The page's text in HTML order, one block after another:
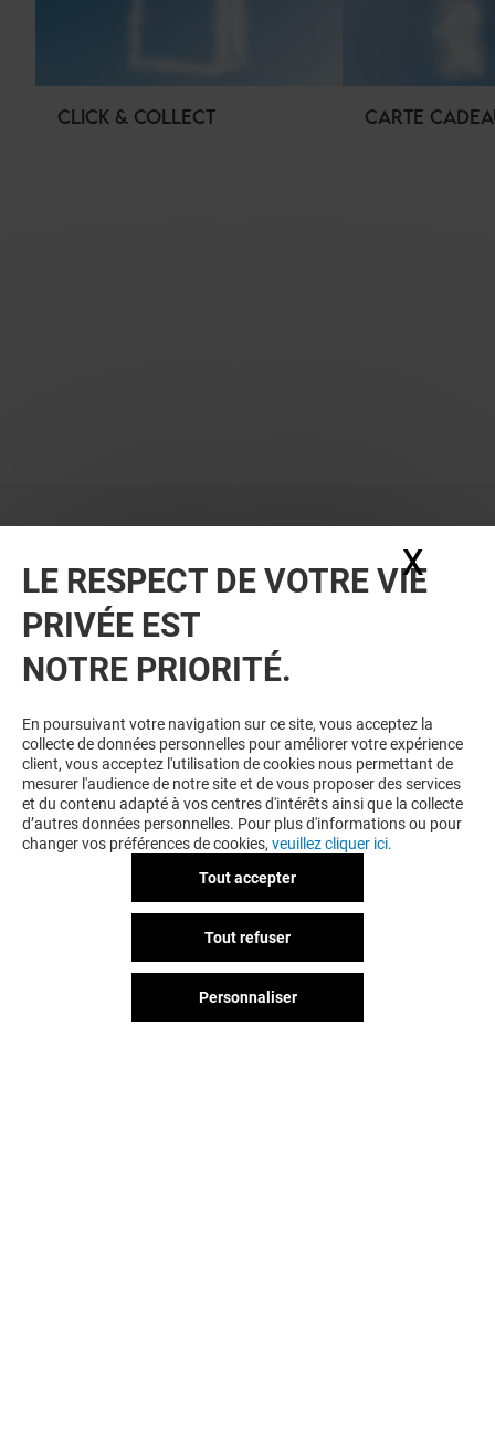
CLICK & COLLECT CARTE
VOUS EN VOULEZ PLUS ? VOUS
AIMEREZ PEUT-ÊTRE
LE RESPECT DE VOTRE VIE
PRIVÉE EST
NOTRE PRIORITÉ.
En poursuivant votre navigation sur ce site, vous acceptez la
collecte de données personnelles pour améliorer votre expérience
client, vous acceptez l'utilisation de cookies nous permettant de
mesurer l'audience de notre site et de vous proposer des services
et du contenu adapté à vos centres d'intérêts ainsi que la collecte
d’autres données personnelles. Pour plus d'informations ou pour
changer vos préférences de cookies, veuillez cliquer ici.
Tout accepter
Tout refuser
Personnaliser
X